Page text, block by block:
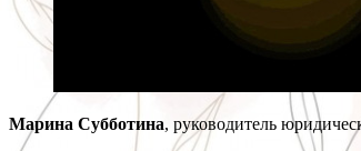
Марина Субботина, руководитель